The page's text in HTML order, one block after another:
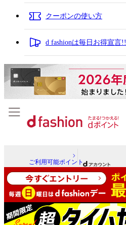
クーポンの使い方
d fashionは毎日お得宣言!!
ご利用可能ポイント